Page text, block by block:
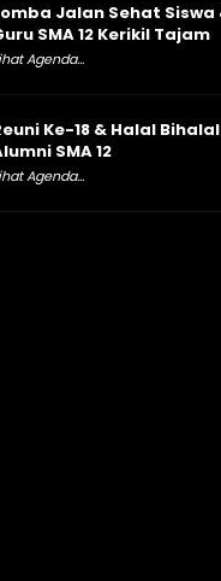
Jalan Sehat Siswa
SMA 12 Kerikil Tajam
Agenda...
Ke-18 & Halal Bihalal
SMA 12
Agenda...